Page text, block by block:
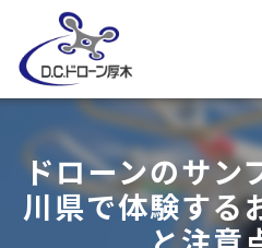
ドローンのサン
川県で体験する